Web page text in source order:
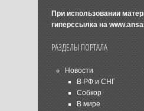
При использовании
гиперссылка на
РАЗДЕЛЫ ПОРТАЛА
Новости
В РФ и СНГ
Собкор
В мире